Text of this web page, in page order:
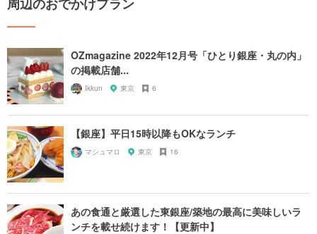
OZmagazine 2022年12月号「ひとり銀座・丸の内」
の掲載店舗...
Ikkun 東京 6
【銀座】平日15時以降もOKなランチ
マシュマロ 東京 16
あの食通と厳選した東銀座/築地の最高に美味しいラ
ンチを載せ続けます！【更新中】